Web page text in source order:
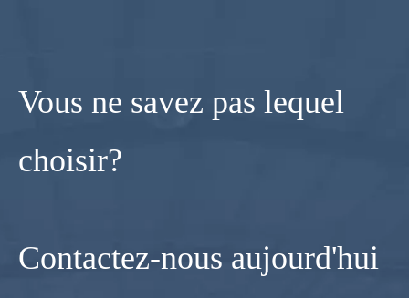
Vous ne savez pas lequel
choisir?
Contactez-nous aujourd'hui